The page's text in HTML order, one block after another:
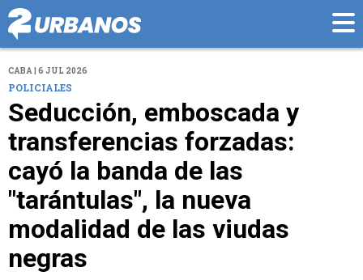
CABA | 6 JUL 2026
POLICIALES
Seducción, emboscada y
transferencias forzadas:
cayó la banda de las
"tarántulas", la nueva
modalidad de las viudas
negras